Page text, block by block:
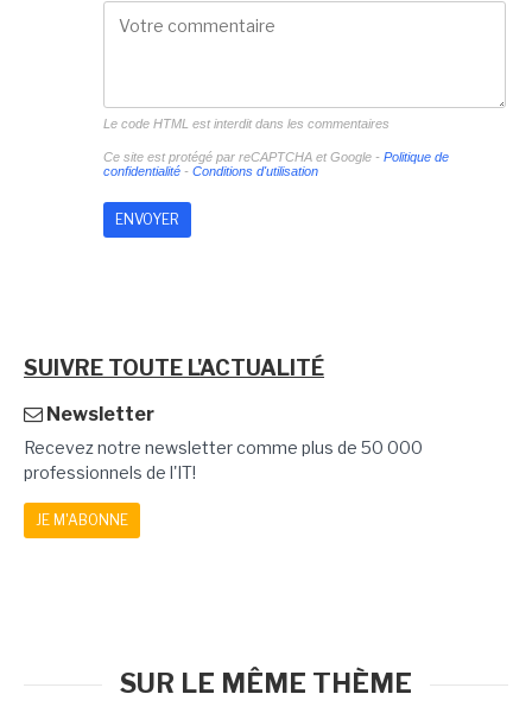
Le code HTML est interdit dans les commentaires
Ce site est protégé par reCAPTCHA et Google - Politique de
confidentialité- Conditions d'utilisation
SUIVRE TOUTE L'ACTUALITÉ
Newsletter
Recevez notre newsletter comme plus de 50 000
professionnels de l'IT!
JE M'ABONNE
SUR LE MÊME THÈME